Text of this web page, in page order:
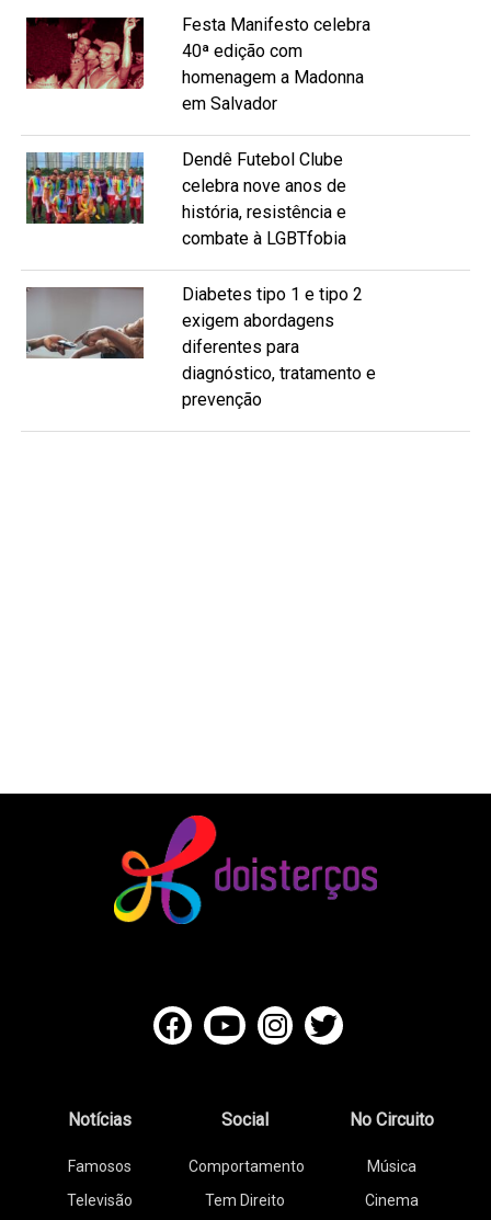
Festa Manifesto celebra
40ª edição com
homenagem a Madonna
em Salvador
Dendê Futebol Clube
celebra nove anos de
história, resistência e
combate à LGBTfobia
Diabetes tipo 1 e tipo 2
exigem abordagens
diferentes para
diagnóstico, tratamento e
prevenção
Notícias
Famosos
Televisão
Social
Comportamento
Tem Direito
No Circuito
Música
Cinema